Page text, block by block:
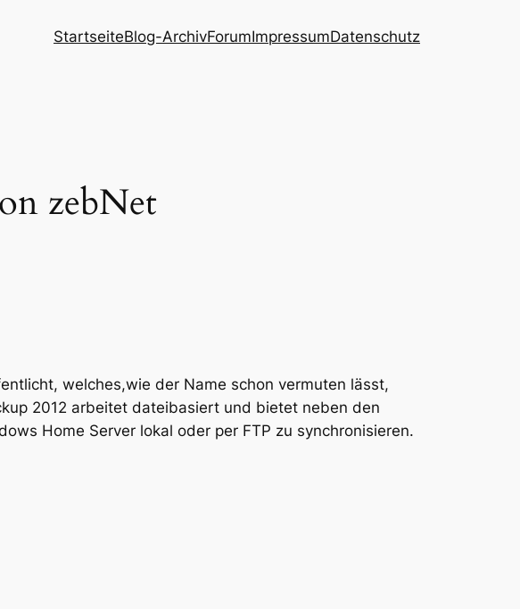
StartseiteBlog-ArchivForumImpressumDatenschutz
zebNet
welches,wie der Name schon vermuten lässt,
2012 arbeitet dateibasiert und bietet neben den
Home Server lokal oder per FTP zu synchronisieren.